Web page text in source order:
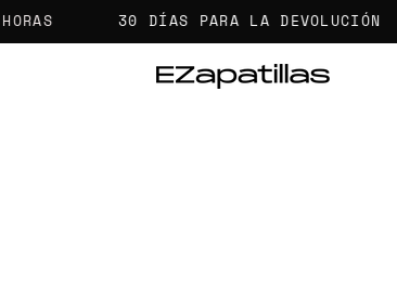
30 DÍAS PARA LA DEVOLUCIÓN